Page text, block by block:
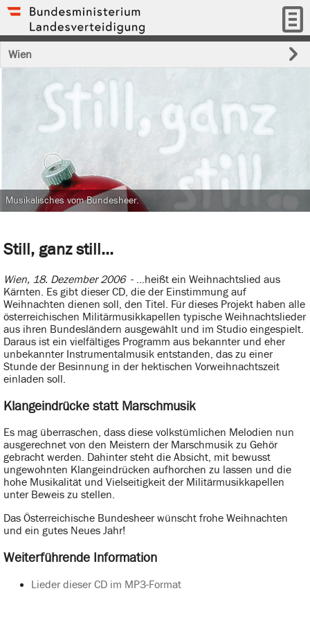
Wien
Still, ganz still...
Wien, 18. Dezember 2006 - ...heißt ein Weihnachtslied aus
Kärnten. Es gibt dieser CD, die der Einstimmung auf
Weihnachten dienen soll, den Titel. Für dieses Projekt haben alle
österreichischen Militärmusikkapellen typische Weihnachtslieder
aus ihren Bundesländern ausgewählt und im Studio eingespielt.
Daraus ist ein vielfältiges Programm aus bekannter und eher
unbekannter Instrumentalmusik entstanden, das zu einer
Stunde der Besinnung in der hektischen Vorweihnachtszeit
einladen soll.
Klangeindrücke statt Marschmusik
Es mag überraschen, dass diese volkstümlichen Melodien nun
ausgerechnet von den Meistern der Marschmusik zu Gehör
gebracht werden. Dahinter steht die Absicht, mit bewusst
ungewohnten Klangeindrücken aufhorchen zu lassen und die
hohe Musikalität und Vielseitigkeit der Militärmusikkapellen
unter Beweis zu stellen.
Das Österreichische Bundesheer wünscht frohe Weihnachten
und ein gutes Neues Jahr!
Weiterführende Information
Lieder dieser CD im MP3-Format
Musikalisches vom Bundesheer.